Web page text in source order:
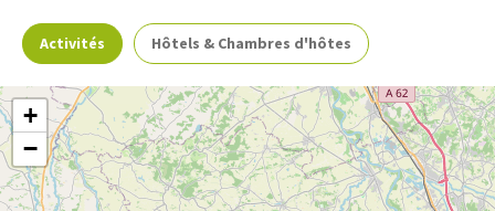
+
−
Activités Hôtels & Chambres d'hôtes